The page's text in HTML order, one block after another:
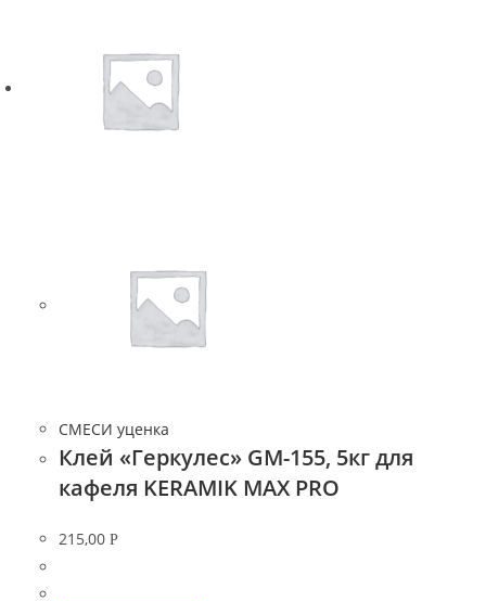
СМЕСИ уценка
Клей «Геркулес» GM-155, 5кг для
кафеля KERAMIK MAX PRO
215,00 Р